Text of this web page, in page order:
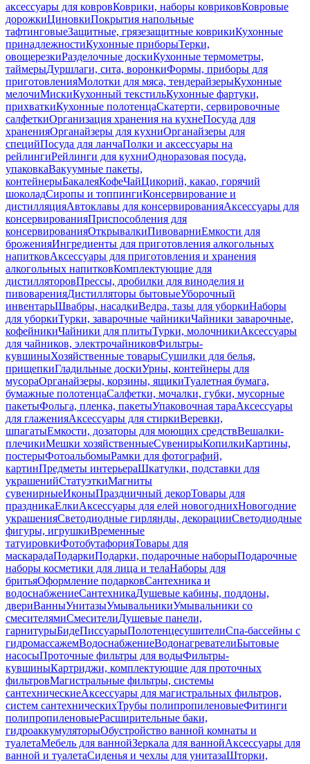
аксессуары для ковровКоврики, наборы ковриковКовровые
дорожкиЦиновкиПокрытия напольные
тафтинговыеЗащитные, грязезащитные коврикиКухонные
принадлежностиКухонные приборыТерки,
овощерезкиРазделочные доскиКухонные термометры,
таймерыДуршлаги, сита, воронкиФормы, приборы для
приготовленияМолотки для мяса, тендерайзерыКухонные
мелочиМискиКухонный текстильКухонные фартуки,
прихваткиКухонные полотенцаСкатерти, сервировочные
салфеткиОрганизация хранения на кухнеПосуда для
храненияОрганайзеры для кухниОрганайзеры для
специйПосуда для ланчаПолки и аксессуары на
рейлингиРейлинги для кухниОдноразовая посуда,
упаковкаВакуумные пакеты,
контейнерыБакалеяКофеЧайЦикорий, какао, горячий
шоколадСиропы и топпингиКонсервирование и
дистилляцияАвтоклавы для консервированияАксессуары для
консервированияПриспособления для
консервированияОткрывалкиПивоварниЕмкости для
броженияИнгредиенты для приготовления алкогольных
напитковАксессуары для приготовления и хранения
алкогольных напитковКомплектующие для
дистилляторовПрессы, дробилки для виноделия и
пивоваренияДистилляторы бытовыеУборочный
инвентарьШвабры, насадкиВедра, тазы для уборкиНаборы
для уборкиТурки, заварочные чайникиЧайники заварочные,
кофейникиЧайники для плитыТурки, молочникиАксессуары
для чайников, электрочайниковФильтры-
кувшиныХозяйственные товарыСушилки для белья,
прищепкиГладильные доскиУрны, контейнеры для
мусораОрганайзеры, корзины, ящикиТуалетная бумага,
бумажные полотенцаСалфетки, мочалки, губки, мусорные
пакетыФольга, пленка, пакетыУпаковочная тараАксессуары
для глаженияАксессуары для стиркиВеревки,
шпагатыЕмкости, дозаторы для моющих средствВешалки-
плечикиМешки хозяйственныеСувенирыКопилкиКартины,
постерыФотоальбомыРамки для фотографий,
картинПредметы интерьераШкатулки, подставки для
украшенийСтатуэткиМагниты
сувенирныеИконыПраздничный декорТовары для
праздникаЕлкиАксессуары для елей новогоднихНовогодние
украшенияСветодиодные гирлянды, декорацииСветодиодные
фигуры, игрушкиВременные
татуировкиФотобутафорияТовары для
маскарадаПодаркиПодарки, подарочные наборыПодарочные
наборы косметики для лица и телаНаборы для
бритьяОформление подарковСантехника и
водоснабжениеСантехникаДушевые кабины, поддоны,
двериВанныУнитазыУмывальникиУмывальники со
смесителямиСмесителиДушевые панели,
гарнитурыБидеПиссуарыПолотенцесушителиСпа-бассейны с
гидромассажемВодоснабжениеВодонагревателиБытовые
насосыПроточные фильтры для водыФильтры-
кувшиныКартриджи, комплектующие для проточных
фильтровМагистральные фильтры, системы
сантехническиеАксессуары для магистральных фильтров,
систем сантехническихТрубы полипропиленовыеФитинги
полипропиленовыеРасширительные баки,
гидроаккумуляторыОбустройство ванной комнаты и
туалетаМебель для ваннойЗеркала для ваннойАксессуары для
ванной и туалетаСиденья и чехлы для унитазаШторки,